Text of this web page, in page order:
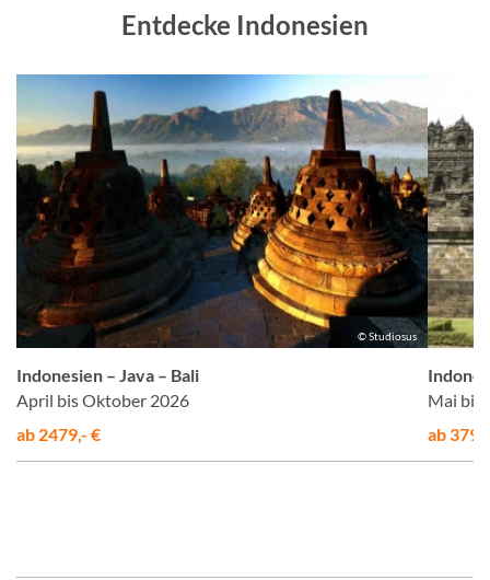
Entdecke Indonesien
© Studiosus
Indonesien – Java – Bali
April bis Oktober 2026
ab 2479,- €
Mai bis
ab